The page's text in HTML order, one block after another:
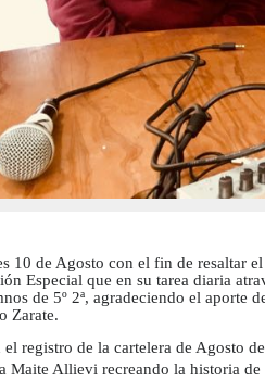
10 de Agosto con el fin de resaltar
Especial que en su tarea diaria
de 5º 2ª, agradeciendo el aporte
Zarate.
el registro de la cartelera de Agosto
Maite Allievi recreando la historia